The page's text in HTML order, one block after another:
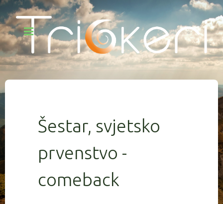
Šestar, svjetsko
prvenstvo -
comeback